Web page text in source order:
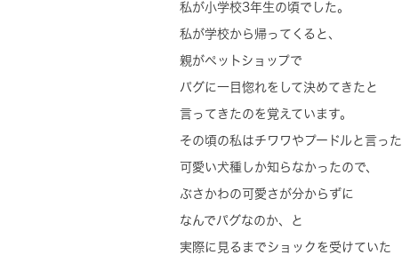
私が小学校3年生の頃でした。
私が学校から帰ってくると、
親がペットショップで
パグに一目惚れをして決めてきたと
言ってきたのを覚えています。
その頃の私はチワワやプードルと言った
可愛い犬種しか知らなかったので、
ぶさかわの可愛さが分からずに
なんでパグなのか、と
実際に見るまでショックを受けていた